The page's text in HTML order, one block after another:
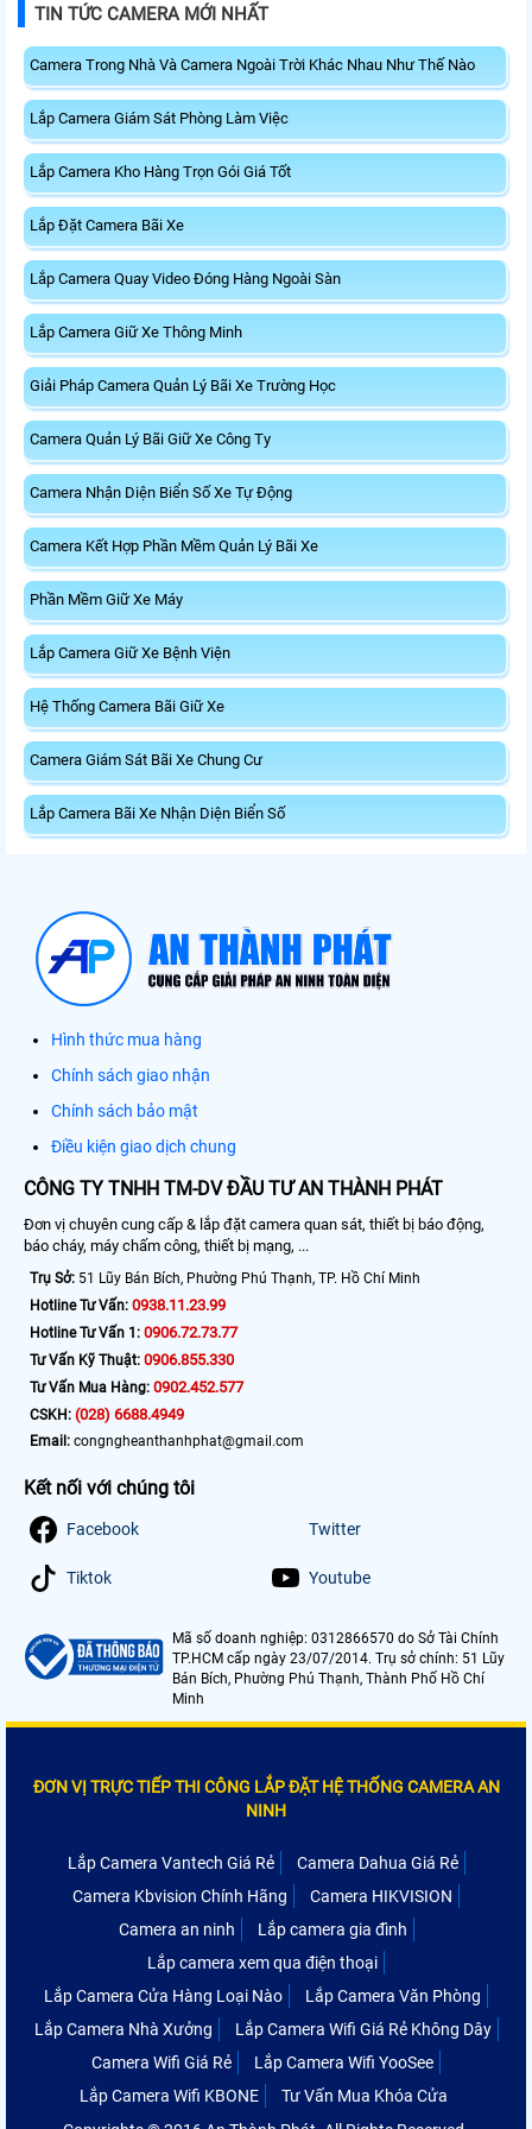
TIN TỨC CAMERA MỚI NHẤT
Camera Trong Nhà Và Camera Ngoài Trời Khác Nhau Như Thế Nào
Lắp Camera Giám Sát Phòng Làm Việc
Lắp Camera Kho Hàng Trọn Gói Giá Tốt
Lắp Đặt Camera Bãi Xe
Lắp Camera Quay Video Đóng Hàng Ngoài Sàn
Lắp Camera Giữ Xe Thông Minh
Giải Pháp Camera Quản Lý Bãi Xe Trường Học
Camera Quản Lý Bãi Giữ Xe Công Ty
Camera Nhận Diện Biển Số Xe Tự Động
Camera Kết Hợp Phần Mềm Quản Lý Bãi Xe
Phần Mềm Giữ Xe Máy
Lắp Camera Giữ Xe Bệnh Viện
Hệ Thống Camera Bãi Giữ Xe
Camera Giám Sát Bãi Xe Chung Cư
Lắp Camera Bãi Xe Nhận Diện Biển Số
Hình thức mua hàng
Chính sách giao nhận
Chính sách bảo mật
Điều kiện giao dịch chung
CÔNG TY TNHH TM-DV ĐẦU TƯ AN THÀNH PHÁT
Đơn vị chuyên cung cấp & lắp đặt camera quan sát, thiết bị báo động,
báo cháy, máy chấm công, thiết bị mạng, ...
Trụ Sở: 51 Lũy Bán Bích, Phường Phú Thạnh, TP. Hồ Chí Minh
Hotline Tư Vấn: 0938.11.23.99
Hotline Tư Vấn 1: 0906.72.73.77
Tư Vấn Kỹ Thuật: 0906.855.330
Tư Vấn Mua Hàng: 0902.452.577
CSKH: (028) 6688.4949
Email: congngheanthanhphat@gmail.com
Kết nối với chúng tôi
Facebook Twitter
Tiktok Youtube
Mã số doanh nghiệp: 0312866570 do Sở Tài Chính
TP.HCM cấp ngày 23/07/2014. Trụ sở chính: 51 Lũy
Bán Bích, Phường Phú Thạnh, Thành Phố Hồ Chí
Minh
ĐƠN VỊ TRỰC TIẾP THI CÔNG LẮP ĐẶT HỆ THỐNG CAMERA AN
NINH
Lắp Camera Vantech Giá Rẻ
Camera Dahua Giá Rẻ
Camera Kbvision Chính Hãng
Camera HIKVISION
Camera an ninh
Lắp camera gia đình
Lắp camera xem qua điện thoại
Lắp Camera Cửa Hàng Loại Nào
Lắp Camera Văn Phòng
Lắp Camera Nhà Xưởng
Lắp Camera Wifi Giá Rẻ Không Dây
Camera Wifi Giá Rẻ
Lắp Camera Wifi YooSee
Lắp Camera Wifi KBONE
Tư Vấn Mua Khóa Cửa